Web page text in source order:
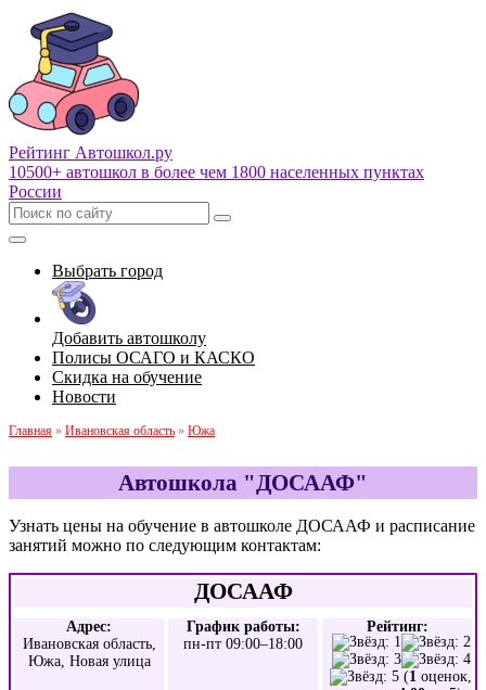
Рейтинг Автошкол.ру
10500+ автошкол в более чем 1800 населенных пунктах
России
Выбрать город
Добавить автошколу
Полисы ОСАГО и КАСКО
Скидка на обучение
Новости
Главная » Ивановская область » Южа
Автошкола "ДОСААФ"
Узнать цены на обучение в автошколе ДОСААФ и расписание
занятий можно по следующим контактам:
ДОСААФ
Адрес:
Ивановская область,
Южа, Новая улица
График работы:
пн-пт 09:00–18:00
Рейтинг:
(1 оценок,